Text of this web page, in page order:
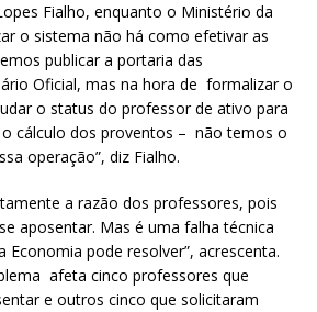
Fialho, enquanto o Ministério da
o sistema não há como efetivar as
publicar a portaria das
Oficial, mas na hora de formalizar o
o status do professor de ativo para
cálculo dos proventos – não temos o
operação”, diz Fialho.
a razão dos professores, pois
aposentar. Mas é uma falha técnica
Economia pode resolver”, acrescenta.
afeta cinco professores que
e outros cinco que solicitaram